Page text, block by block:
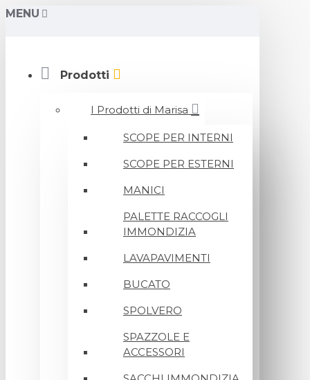
MENU
Prodotti
I Prodotti di Marisa
SCOPE PER INTERNI
SCOPE PER ESTERNI
MANICI
PALETTE RACCOGLI
IMMONDIZIA
LAVAPAVIMENTI
BUCATO
SPOLVERO
SPAZZOLE E
ACCESSORI